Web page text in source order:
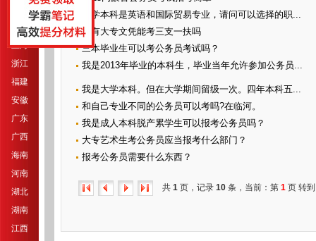
江苏
上海
浙江
福建
安徽
广东
广西
海南
河南
湖北
湖南
江西
大学本科是英语和国际贸易专业，请问可以选择的职...
没有大专文凭能考三支一扶吗
三本毕业生可以考公务员考试吗？
我是2013年毕业的本科生，毕业当年允许参加公务员...
我是大学本科。但在大学期间留级一次。四年本科五...
和自己专业不同的公务员可以考吗?在临河。
我是成人本科脱产累学生可以报考公务员吗？
大专艺术生考公务员应当报考什么部门？
报考公务员需要什么东西？
共 1 页，记录 10 条，当前：第 1 页 转